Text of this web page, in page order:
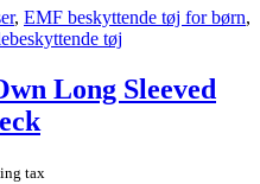
, EMF beskyttende tøj for børn,
tøj
Long Sleeved
tax